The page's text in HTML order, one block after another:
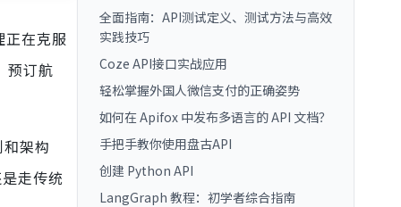
在克服
预订航
架构
走传统
全面指南：API测试定义、测试方法与高效
实践技巧
Coze API接口实战应用
轻松掌握外国人微信支付的正确姿势
如何在 Apifox 中发布多语言的 API 文档？
手把手教你使用盘古API
创建 Python API
LangGraph 教程：初学者综合指南